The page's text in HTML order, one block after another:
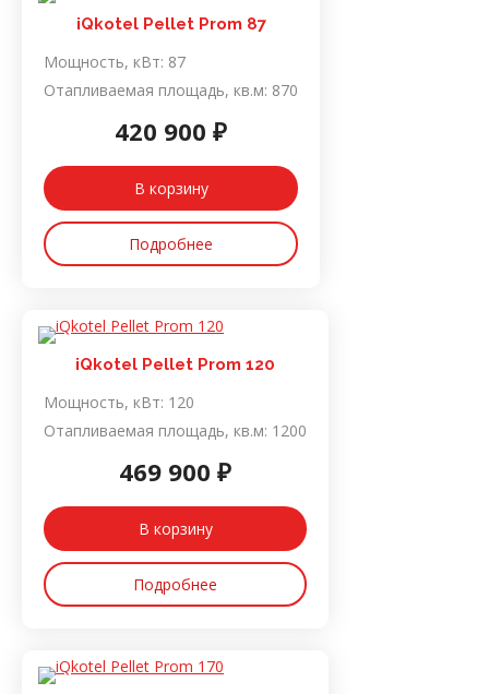
iQkotel Pellet Prom 87
Мощность, кВт: 87
Отапливаемая площадь, кв.м: 870
420 900 ₽
В корзину
Подробнее
iQkotel Pellet Prom 120
Мощность, кВт: 120
Отапливаемая площадь, кв.м: 1200
469 900 ₽
В корзину
Подробнее